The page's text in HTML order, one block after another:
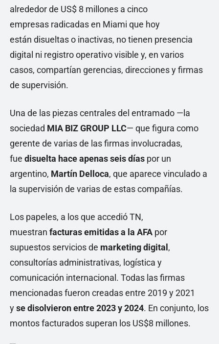
alrededor de US$ 8 millones a cinco
empresas radicadas en Miami que hoy
están disueltas o inactivas, no tienen presencia
digital ni registro operativo visible y, en varios
casos, compartían gerencias, direcciones y firmas
de supervisión.
Una de las piezas centrales del entramado —la
sociedad MIA BIZ GROUP LLC— que figura como
gerente de varias de las firmas involucradas,
fue disuelta hace apenas seis días por un
argentino, Martín Delloca, que aparece vinculado a
la supervisión de varias de estas compañías.
Los papeles, a los que accedió TN,
muestran facturas emitidas a la AFA por
supuestos servicios de marketing digital ,
consultorías administrativas, logística y
comunicación internacional. Todas las firmas
mencionadas fueron creadas entre 2019 y 2021
yse disolvieron entre 2023 y 2024. En conjunto, los
montos facturados superan los US$8 millones.